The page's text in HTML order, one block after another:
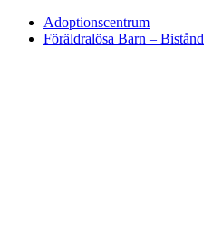
Adoptionscentrum
Föräldralösa Barn – Bistånd